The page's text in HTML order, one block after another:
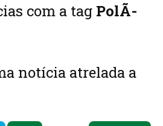
com a tag PolÃ­
notícia atrelada a